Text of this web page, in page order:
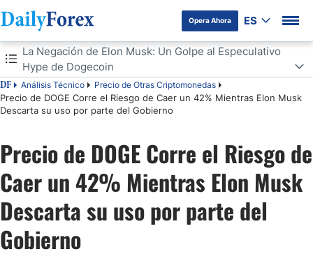
Opera Ahora ES
Tabla de contenidos
DF Análisis Técnico Precio de Otras Criptomonedas
Precio de DOGE Corre el Riesgo de Caer un 42% Mientras Elon Musk
Descarta su uso por parte del Gobierno
La Negación de Elon Musk: Un Golpe al Especulativo
Hype de Dogecoin
La Negación de Elon Musk: Un Golpe al Especulativo Hype de
Dogecoin
Presión del Mercado General y Fatiga de Memecoins
Precio de DOGE Corre el Riesgo de
Caer un 42% Mientras Elon Musk
Descarta su uso por parte del
Gobierno